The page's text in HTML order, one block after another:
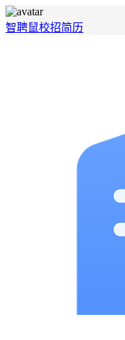
智聘鼠校招简历